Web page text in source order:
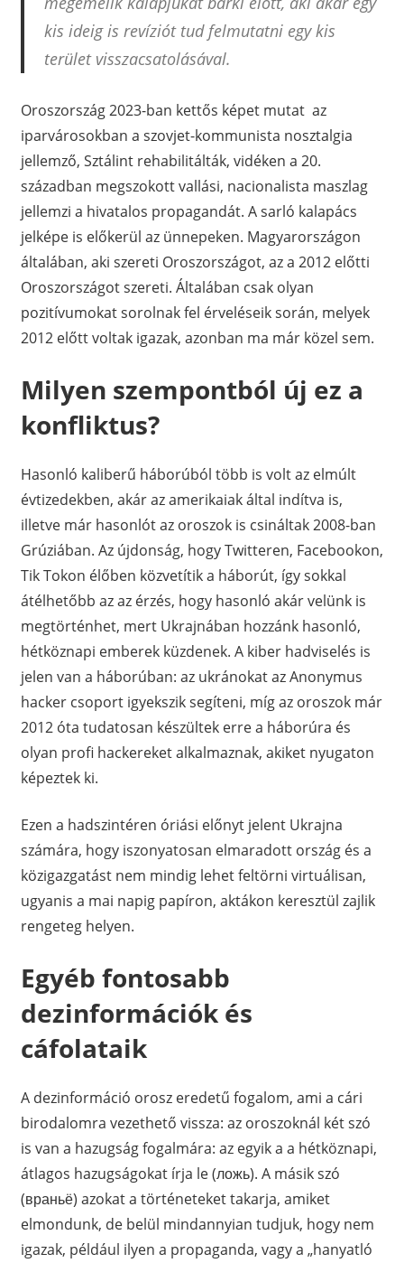
kis ideig is revíziót tud felmutatni egy kis
terület visszacsatolásával.
Oroszország 2023-ban kettős képet mutat az
iparvárosokban a szovjet-kommunista nosztalgia
jellemző, Sztálint rehabilitálták, vidéken a 20.
században megszokott vallási, nacionalista maszlag
jellemzi a hivatalos propagandát. A sarló kalapács
jelképe is előkerül az ünnepeken. Magyarországon
általában, aki szereti Oroszországot, az a 2012 előtti
Oroszországot szereti. Általában csak olyan
pozitívumokat sorolnak fel érveléseik során, melyek
2012 előtt voltak igazak, azonban ma már közel sem.
Milyen szempontból új ez a
konfliktus?
Hasonló kaliberű háborúból több is volt az elmúlt
évtizedekben, akár az amerikaiak által indítva is,
illetve már hasonlót az oroszok is csináltak 2008-ban
Grúziában. Az újdonság, hogy Twitteren, Facebookon,
Tik Tokon élőben közvetítik a háborút, így sokkal
átélhetőbb az az érzés, hogy hasonló akár velünk is
megtörténhet, mert Ukrajnában hozzánk hasonló,
hétköznapi emberek küzdenek. A kiber hadviselés is
jelen van a háborúban: az ukránokat az Anonymus
hacker csoport igyekszik segíteni, míg az oroszok már
2012 óta tudatosan készültek erre a háborúra és
olyan profi hackereket alkalmaznak, akiket nyugaton
képeztek ki.
Ezen a hadszintéren óriási előnyt jelent Ukrajna
számára, hogy iszonyatosan elmaradott ország és a
közigazgatást nem mindig lehet feltörni virtuálisan,
ugyanis a mai napig papíron, aktákon keresztül zajlik
rengeteg helyen.
Egyéb fontosabb
dezinformációk és
cáfolataik
A dezinformáció orosz eredetű fogalom, ami a cári
birodalomra vezethető vissza: az oroszoknál két szó
is van a hazugság fogalmára: az egyik a a hétköznapi,
átlagos hazugságokat írja le (ложь). A másik szó
(враньё) azokat a történeteket takarja, amiket
elmondunk, de belül mindannyian tudjuk, hogy nem
igazak, például ilyen a propaganda, vagy a „hanyatló